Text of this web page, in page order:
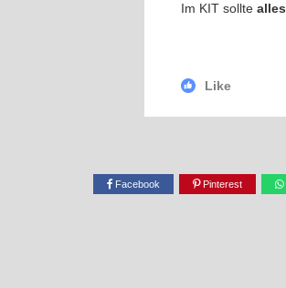
Im KIT sollte alles
Like
Facebook Pinterest